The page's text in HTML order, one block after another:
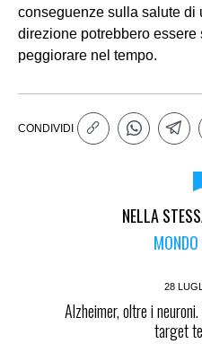
conseguenze sulla salute di
direzione potrebbero
peggiorare nel tempo.
CONDIVIDI
NELLA
28
Alzheimer, oltre i
target